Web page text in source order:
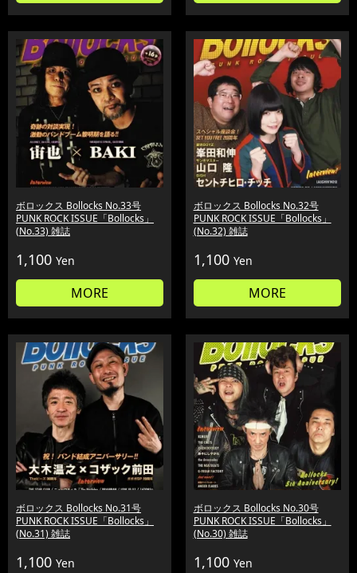
ボロックス Bollocks No.33号
PUNK ROCK ISSUE「Bollocks」
(No.33) 雑誌
1,100 Yen
MORE
ボロックス Bollocks No.32号
PUNK ROCK ISSUE「Bollocks」
(No.32) 雑誌
1,100 Yen
MORE
ボロックス Bollocks No.31号
PUNK ROCK ISSUE「Bollocks」
(No.31) 雑誌
1,100 Yen
ボロックス Bollocks No.30号
PUNK ROCK ISSUE「Bollocks」
(No.30) 雑誌
1,100 Yen